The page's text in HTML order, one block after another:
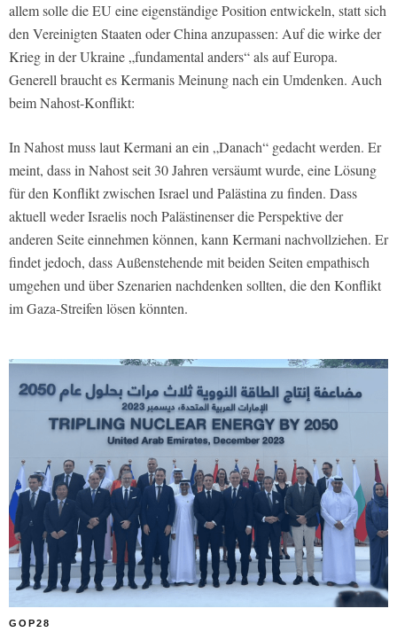
allem solle die EU eine eigenständige Position entwickeln, statt sich
den Vereinigten Staaten oder China anzupassen: Auf die wirke der
Krieg in der Ukraine „fundamental anders“ als auf Europa.
Generell braucht es Kermanis Meinung nach ein Umdenken. Auch
beim Nahost-Konflikt:
In Nahost muss laut Kermani an ein „Danach“ gedacht werden. Er
meint, dass in Nahost seit 30 Jahren versäumt wurde, eine Lösung
für den Konflikt zwischen Israel und Palästina zu finden. Dass
aktuell weder Israelis noch Palästinenser die Perspektive der
anderen Seite einnehmen können, kann Kermani nachvollziehen. Er
findet jedoch, dass Außenstehende mit beiden Seiten empathisch
umgehen und über Szenarien nachdenken sollten, die den Konflikt
im Gaza-Streifen lösen könnten.
GOP28